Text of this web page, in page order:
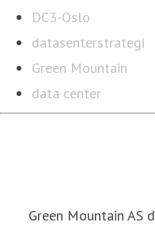
DC3-Oslo
datasenterstrategi
Green Mountain
data center
Green Mountain AS